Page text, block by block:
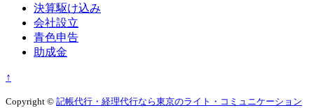
決算駆け込み
会社設立
青色申告
助成金
↑
Copyright © 記帳代行・経理代行なら東京のライト・コミュニケーション